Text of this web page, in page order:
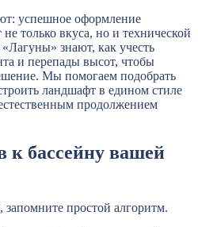
успешное оформление
не только вкуса, но и технической
знают, как учесть
и перепады высот, чтобы
Мы помогаем подобрать
ландшафт в едином стиле
продолжением
к бассейну вашей
запомните простой алгоритм.